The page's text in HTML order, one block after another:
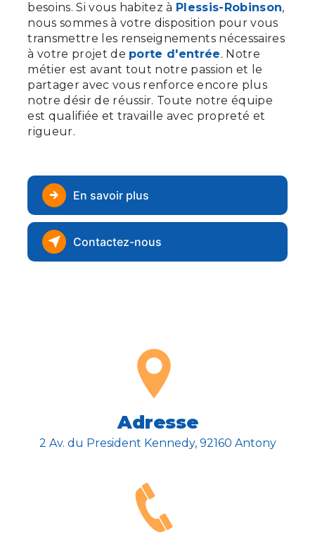
besoins. Si vous habitez à Plessis-Robinson,
nous sommes à votre disposition pour vous
transmettre les renseignements nécessaires
à votre projet de porte d'entrée. Notre
métier est avant tout notre passion et le
partager avec vous renforce encore plus
notre désir de réussir. Toute notre équipe
est qualifiée et travaille avec propreté et
rigueur.
En savoir plus
Contactez-nous
Adresse
2 Av. du President Kennedy, 92160 Antony